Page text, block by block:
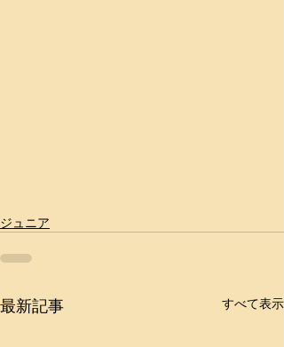
ジュニア
最新記事 すべて表示